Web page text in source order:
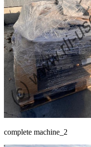
complete machine_2